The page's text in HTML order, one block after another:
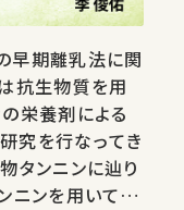
早期離乳法に関
抗生物質を用
栄養剤による
究を行なってき
タンニンに辿り
ニンを用いて、